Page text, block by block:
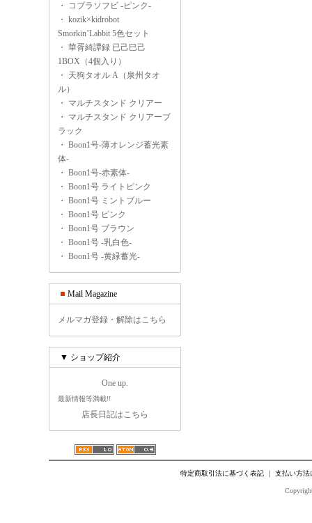
・
コブラソフビ -ピンク-
・ kozik×kidrobot
Smorkin’Labbit 5色セット
・ 華胥綺譚録 已己巳己
1BOX（4個入り）
・ 天狗タオル A（泉州タオ
ル）
・ マルチスタンド クリアー
・ マルチスタンド クリアーブ
ラック
・ Boon1号-薄オレンジ蓄光素
体-
・ Boon1号-赤素体-
・ Boon1号 ライトピンク
・ Boon1号 ミントブルー
・ Boon1号 ピンク
・ Boon1号 ブラウン
・ Boon1号 -乳白色-
・ Boon1号 -黄緑蓄光-
Mail Magazine
メルマガ登録・解除はこちら
▼ ショップ紹介
One up.
最新情報等満載!!
店長日記はこちら
特定商取引法に基づく表記｜ 支払い方法